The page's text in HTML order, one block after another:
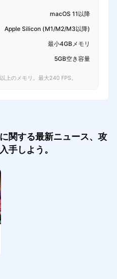
macOS 11以降
Apple Silicon (M1/M2/M3以降)
最小4GBメモリ
5GB空き容量
のメモリ。最大240 FPS。
関する最新ニュース、攻
手しよう。